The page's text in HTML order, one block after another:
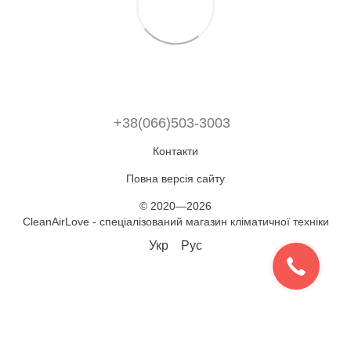
+38(066)503-3003
Контакти
Повна версія сайту
© 2020—2026
CleanAirLove - спеціалізований магазин кліматичної техніки
Укр Рус